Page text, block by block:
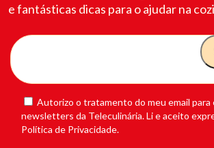
e fantásticas dicas para o ajudar na
Autorizo o tratamento do meu email
newsletters da Teleculinária. Li e aceito
Política de Privacidade.